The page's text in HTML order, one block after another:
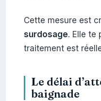
Cette mesure est
surdosage. Elle te
traitement est
Le délai
baignade